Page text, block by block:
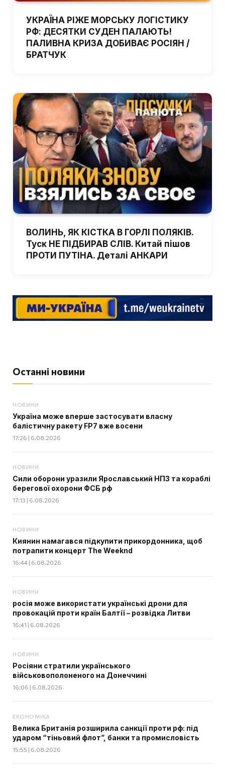
УКРАЇНА РІЖЕ МОРСЬКУ ЛОГІСТИКУ
РФ: ДЕСЯТКИ СУДЕН ПАЛАЮТЬ!
ПАЛИВНА КРИЗА ДОБИВАЄ РОСІЯН /
БРАТЧУК
ВОЛИНЬ, ЯК КІСТКА В ГОРЛІ ПОЛЯКІВ.
Туск НЕ ПІДБИРАВ СЛІВ. Китай пішов
ПРОТИ ПУТІНА. Деталі АНКАРИ
Останні новини
НОВИНИ
Україна може вперше застосувати власну
балістичну ракету FP7 вже восени
17:26 | 6.08.2026
НОВИНИ
Сили оборони уразили Ярославський НПЗ та кораблі
берегової охорони ФСБ рф
17:13 | 6.08.2026
НОВИНИ
Киянин намагався підкупити прикордонника, щоб
потрапити концерт The Weeknd
16:44 | 6.08.2026
НОВИНИ
росія може використати українські дрони для
провокацій проти країн Балтії – розвідка Литви
16:41 | 6.08.2026
НОВИНИ
Росіяни стратили українського
військовополоненого на Донеччині
16:06 | 6.08.2026
ЕКОНОМІКА
Велика Британія розширила санкції проти рф: під
ударом “тіньовий флот”, банки та промисловість
15:55 | 6.08.2026